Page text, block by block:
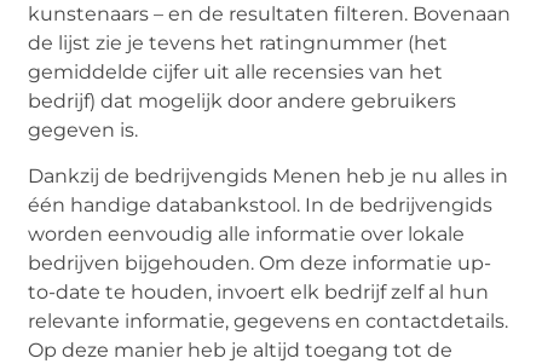
kunstenaars – en de resultaten filteren. Bovenaan
de lijst zie je tevens het ratingnummer (het
gemiddelde cijfer uit alle recensies van het
bedrijf) dat mogelijk door andere gebruikers
gegeven is.
Dankzij de bedrijvengids Menen heb je nu alles in
één handige databankstool. In de bedrijvengids
worden eenvoudig alle informatie over lokale
bedrijven bijgehouden. Om deze informatie up-
to-date te houden, invoert elk bedrijf zelf al hun
relevante informatie, gegevens en contactdetails.
Op deze manier heb je altijd toegang tot de